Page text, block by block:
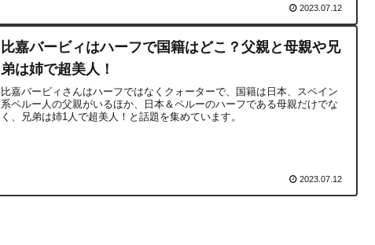
2023.07.12
比嘉バービィはハーフで国籍はどこ？父親と母親や兄
弟は姉で超美人！
比嘉バービィさんはハーフではなくクォーターで、国籍は日本、スペイン
系ペルー人の父親がいるほか、日本＆ペルーのハーフである母親だけでな
く、兄弟は姉1人で超美人！と話題を集めています。
2023.07.12